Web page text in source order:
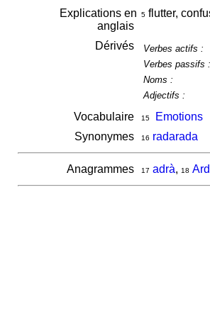
Explications en
anglais
5flutter,
Dérivés Verbes actifs :
Verbes passifs :
Noms :
Adjectifs :
Vocabulaire 15
Emotions
Synonymes
16 radarada
Anagrammes 17 adrà, 18